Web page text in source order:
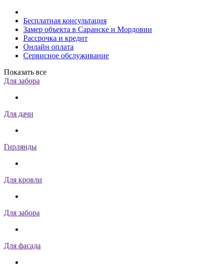
Бесплатная консультация
Замер объекта в Саранске и Мордовии
Рассрочка и кредит
Онлайн оплата
Сервисное обслуживание
Показать все
Для забора
Для дачи
Гирлянды
Для кровли
Для забора
Для фасада